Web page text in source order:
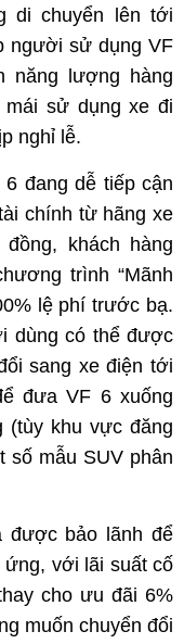
di chuyển lên tới
người sử dụng VF
năng lượng hàng
sử dụng xe đi
nghỉ lễ.
đang dễ tiếp cận
chính từ hãng xe
khách hàng
trình “Mãnh
lệ phí trước bạ.
dùng có thể được
sang xe điện tới
đưa VF 6 xuống
(tùy khu vực đăng
số mẫu SUV phân
được bảo lãnh để
ứng, với lãi suất cố
cho ưu đãi 6%
muốn chuyển đổi